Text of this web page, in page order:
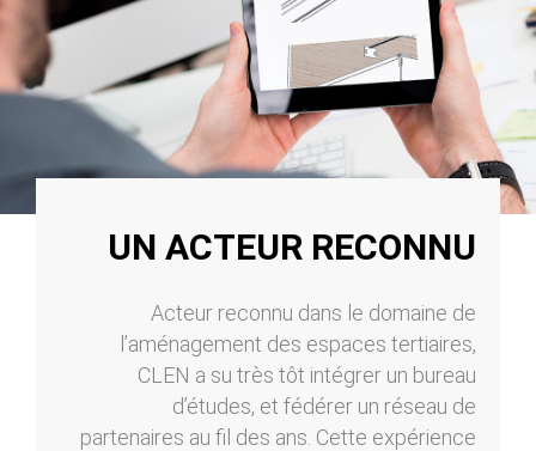
UN ACTEUR RECONNU
Acteur reconnu dans le domaine de
l’aménagement des espaces tertiaires,
CLEN a su très tôt intégrer un bureau
d’études, et fédérer un réseau de
partenaires au fil des ans. Cette expérience